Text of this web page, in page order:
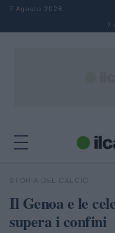
Salta al contenuto
7 Agosto 2026
7
Cerca
STORIA DEL CALCIO
Il Genoa e le
supera i confini